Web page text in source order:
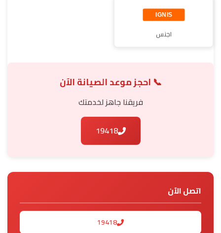
اجنس
📞 احجز موعد الصيانة الآن
فريقنا جاهز لخدمتك
19418
اتصل الآن
19418